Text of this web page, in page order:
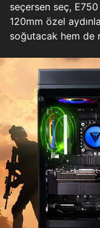
seçersen seç,
120mm özel
soğutacak hem de